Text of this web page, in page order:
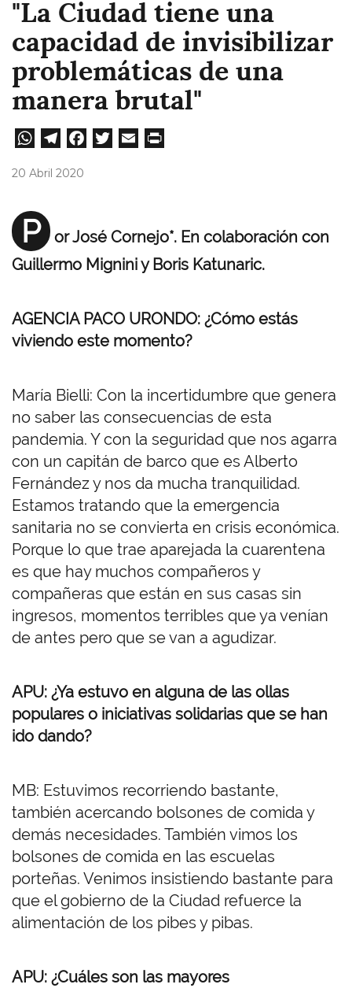
"La Ciudad tiene una
capacidad de invisibilizar
problemáticas de una
manera brutal"
W
A
pp
Te
m
Fa
20 Abril 2020
P
or José Cornejo*. En colaboración con
Guillermo Mignini y Boris Katunaric.
AGENCIA PACO URONDO: ¿Cómo estás
viviendo este momento?
María Bielli: Con la incertidumbre que genera
no saber las consecuencias de esta
pandemia. Y con la seguridad que nos agarra
con un capitán de barco que es Alberto
Fernández y nos da mucha tranquilidad.
Estamos tratando que la emergencia
sanitaria no se convierta en crisis económica.
Porque lo que trae aparejada la cuarentena
es que hay muchos compañeros y
compañeras que están en sus casas sin
ingresos, momentos terribles que ya venían
de antes pero que se van a agudizar.
APU: ¿Ya estuvo en alguna de las ollas
populares o iniciativas solidarias que se han
ido dando?
MB: Estuvimos recorriendo bastante,
también acercando bolsones de comida y
demás necesidades. También vimos los
bolsones de comida en las escuelas
porteñas. Venimos insistiendo bastante para
que el gobierno de la Ciudad refuerce la
alimentación de los pibes y pibas.
APU: ¿Cuáles son las mayores